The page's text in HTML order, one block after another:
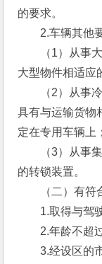
的要求。
2.车辆其他要
（1）从事大
大型物件相适应
（2）从事冷
具有与运输货物
定在专用车辆
（3）从事集
的转锁装置。
（二）有符合
1.取得与驾驶
2.年龄不超过
3.经设区的市